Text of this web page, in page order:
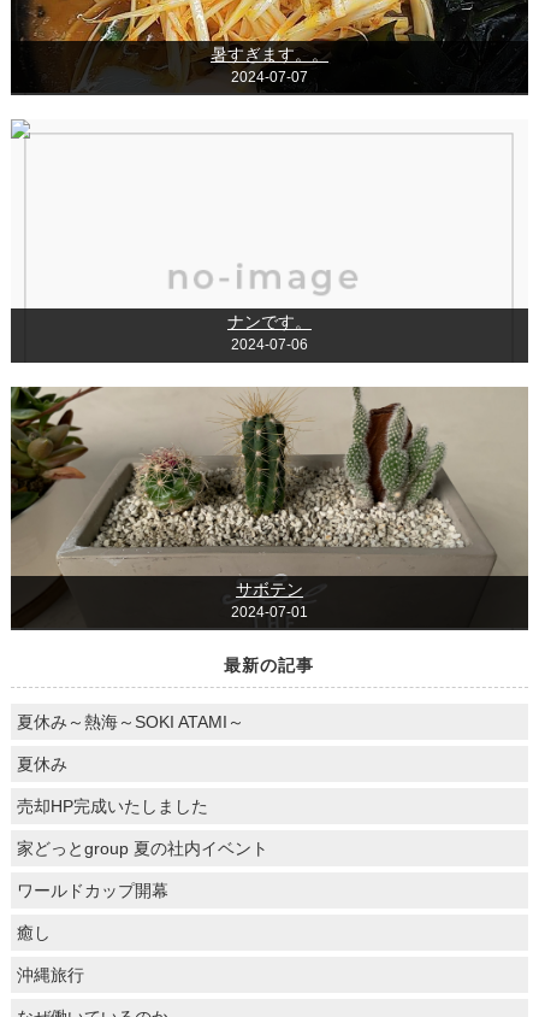
暑すぎます。。
2024-07-07
ナンです。
2024-07-06
サボテン
2024-07-01
最新の記事
夏休み～熱海～SOKI ATAMI～
夏休み
売却HP完成いたしました
家どっとgroup 夏の社内イベント
ワールドカップ開幕
癒し
沖縄旅行